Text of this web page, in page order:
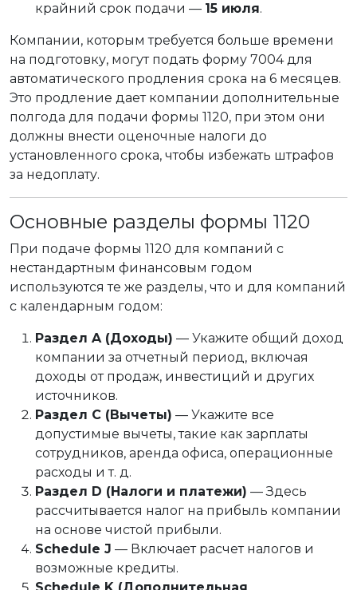
крайний срок подачи — 15 июля.
Компании, которым требуется больше времени
на подготовку, могут подать форму 7004 для
автоматического продления срока на 6 месяцев.
Это продление дает компании дополнительные
полгода для подачи формы 1120, при этом они
должны внести оценочные налоги до
установленного срока, чтобы избежать штрафов
за недоплату.
Основные разделы формы 1120
При подаче формы 1120 для компаний с
нестандартным финансовым годом
используются те же разделы, что и для компаний
с календарным годом:
Раздел A (Доходы) — Укажите общий доход
компании за отчетный период, включая
доходы от продаж, инвестиций и других
источников.
Раздел C (Вычеты) — Укажите все
допустимые вычеты, такие как зарплаты
сотрудников, аренда офиса, операционные
расходы и т. д.
Раздел D (Налоги и платежи) — Здесь
рассчитывается налог на прибыль компании
на основе чистой прибыли.
Schedule J — Включает расчет налогов и
возможные кредиты.